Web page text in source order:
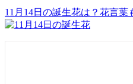
11月14日の誕生花は？花言葉